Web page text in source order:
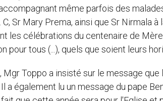
même parfois des
Sr Mary Prema, ainsi que Sr Nirmala
les célébrations du centenaire de
pour tous (...), quels que soient leurs
Mgr Toppo a insisté sur le message que
Il a également lu un message du pape